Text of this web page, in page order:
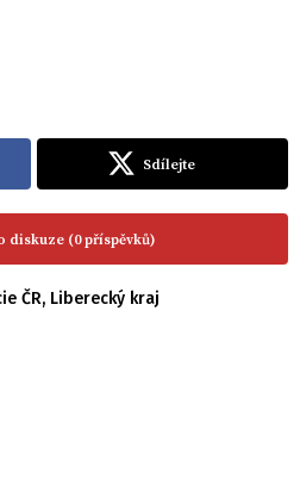
Sdílejte
diskuze (0 příspěvků)
ČR, Liberecký kraj